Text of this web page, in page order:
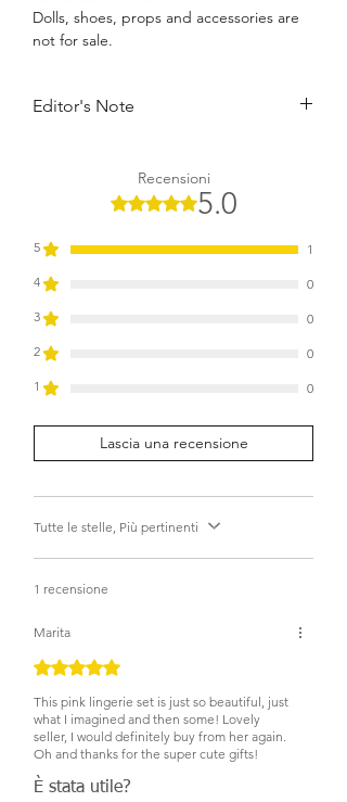
Dolls, shoes, props and accessories are
not for sale.
Editor's Note
boudoir.Discover our best seller Bow
Dreams lingerie teamed with the
matching tulle gown in one perfect
Boudior Set. Silmple yet delicatly
beautiful, a perfect for dolls' boudoir!
Recensioni
Valutazione 5 stelle su 5.
5.0
5
1
4
0
3
0
2
0
1
0
Lascia una recensione
Tutte le stelle, Più pertinenti
1 recensione
Marita
Valutazione 5 stelle su 5.
This pink lingerie set is just so beautiful, just
what I imagined and then some! Lovely
seller, I would definitely buy from her again.
Oh and thanks for the super cute gifts!
È stata utile?